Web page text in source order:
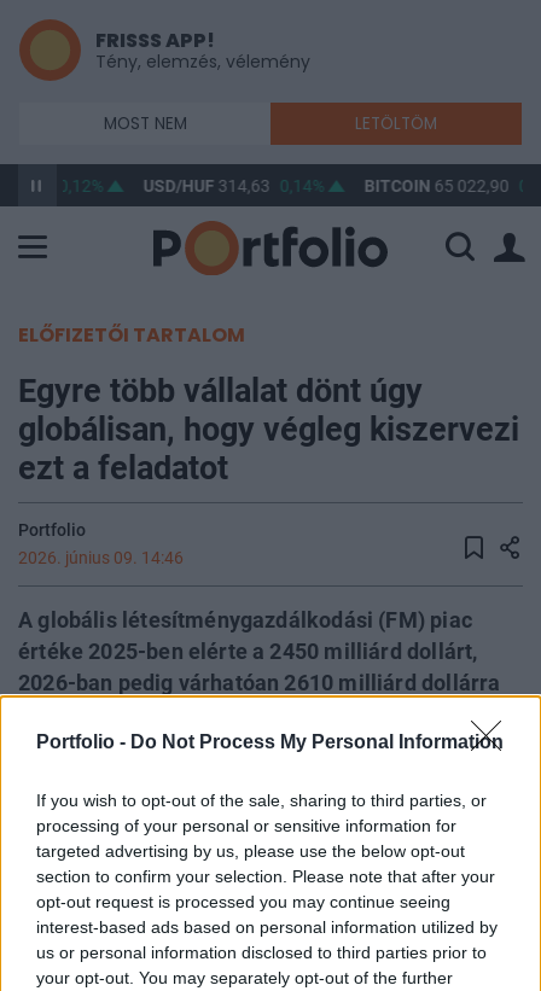
Portfolio - Do Not Process My Personal Information
If you wish to opt-out of the sale, sharing to third parties, or
processing of your personal or sensitive information for
targeted advertising by us, please use the below opt-out
section to confirm your selection. Please note that after your
opt-out request is processed you may continue seeing
interest-based ads based on personal information utilized by
us or personal information disclosed to third parties prior to
your opt-out. You may separately opt-out of the further
FRISSS APP!
Tény, elemzés, vélemény
MOST NEM LETÖLTÖM
0,12% USD/HUF314,63 0,14% BITCOIN65 022,90
ELŐFIZETŐI TARTALOM
Egyre több vállalat dönt úgy
globálisan, hogy végleg kiszervezi
ezt a feladatot
Portfolio
2026. június 09. 14:46
A globális létesítménygazdálkodási (FM) piac
értéke 2025-ben elérte a 2450 milliárd dollárt,
2026-ban pedig várhatóan 2610 milliárd dollárra
elemzése. A tanulmány előrejelzése alapján a
növekedhet, amit egyszerre hajt az urbanizáció, az
okosváros-fejlesztések terjedése és a modern
infrastruktúra gyors fejlődése. A téma a Portfolio
őszi Property Investment Forum
ingatlanbefektetési konferenciáján is előkerül
majd.